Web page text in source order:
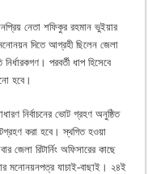
নেতা শফিকুর রহমান ভুইয়ার
দিতে আগ্রহী ছিলেন জেলা
পরবর্তী ধাপ হিসেবে
হবে।
নির্বাচনের ভোট গ্রহণ অনুষ্ঠিত
করা হবে। স্থগিত হওয়া
জেলা রিটার্নিং অফিসারের কাছে
মনোনয়নপত্র যাচাই-বাছাই। ২৪ই